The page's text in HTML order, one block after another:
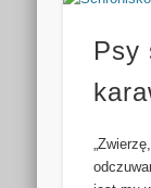
Psy